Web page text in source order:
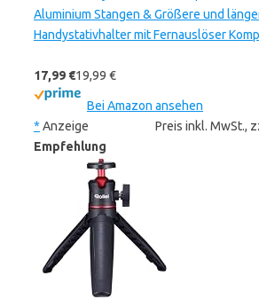
Aluminium Stangen & Größere und
Handystativhalter mit Fernauslöser
17,99 €19,99 €
Bei Amazon ansehen
* Anzeige
Preis inkl. MwSt.,
Empfehlung